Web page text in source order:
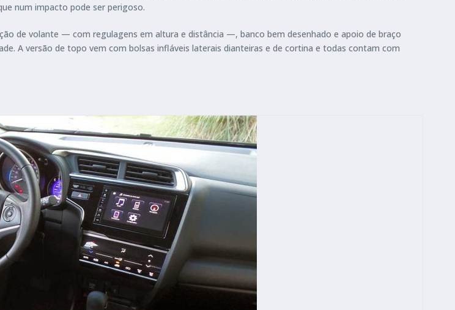
num impacto pode ser perigoso.
de volante — com regulagens em altura e distância —, banco bem desenhado e apoio de braço
A versão de topo vem com bolsas infláveis laterais dianteiras e de cortina e todas contam com